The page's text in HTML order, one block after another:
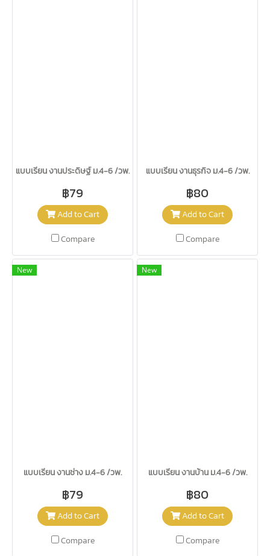
แบบเรียน งานประดิษฐ์ ม.4-6 /วพ.
฿79
Add to Cart
Compare
แบบเรียน งานธุรกิจ ม.4-6 /วพ.
฿80
Add to Cart
Compare
New
แบบเรียน งานช่าง ม.4-6 /วพ.
฿79
Add to Cart
Compare
New
แบบเรียน งานบ้าน ม.4-6 /วพ.
฿80
Add to Cart
Compare